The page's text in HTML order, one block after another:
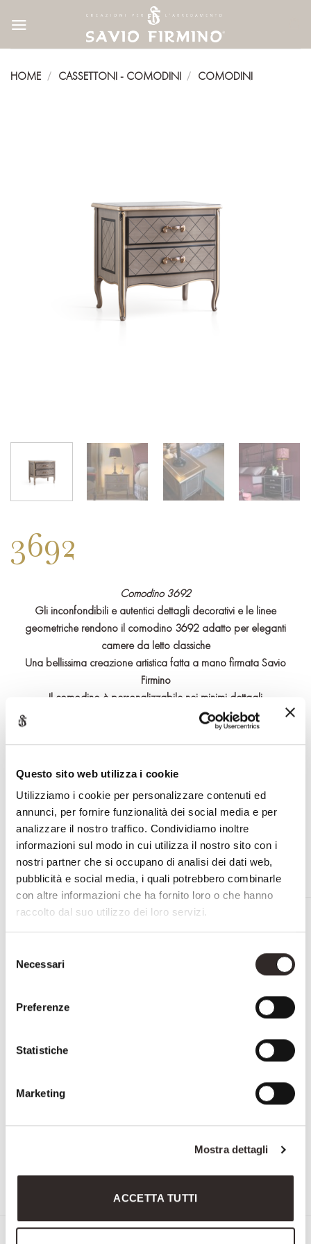
Questo sito web utilizza i cookie
Utilizziamo i cookie per personalizzare contenuti ed
annunci, per fornire funzionalità dei social media e per
analizzare il nostro traffico. Condividiamo inoltre
informazioni sul modo in cui utilizza il nostro sito con i
nostri partner che si occupano di analisi dei dati web,
pubblicità e social media, i quali potrebbero combinarle
con altre informazioni che ha fornito loro o che hanno
raccolto dal suo utilizzo dei loro servizi.
delNecessari
Preferenze
Statistiche
Marketing
Mostra dettagli
ACCETTA TUTTI
HOME / CASSETTONI - COMODINI / COMODINI
3692
Comodino 3692
Gli inconfondibili e autentici dettagli decorativi e le linee
geometriche rendono il comodino 3692 adatto per eleganti
camere da letto classiche
Una bellissima creazione artistica fatta a mano firmata Savio
Firmino
Il comodino è personalizzabile nei minimi dettagli
Effettua il login o registrati per accedere ai contenuti riservati
RICHIEDI INFORMAZIONI
PRODOTTI CORRELATI